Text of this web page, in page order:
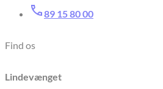
89 15 80 00
Find os
Lindevænget